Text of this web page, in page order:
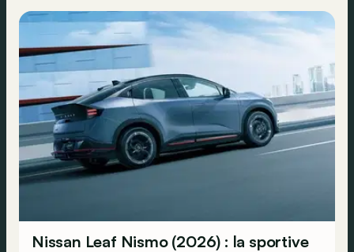
Nissan Leaf Nismo (2026) : la sportive